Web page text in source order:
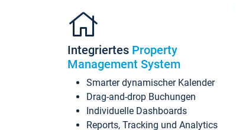
Integriertes Property
Management System
Smarter dynamischer Kalender
Drag-and-drop Buchungen
Individuelle Dashboards
Reports, Tracking und Analytics